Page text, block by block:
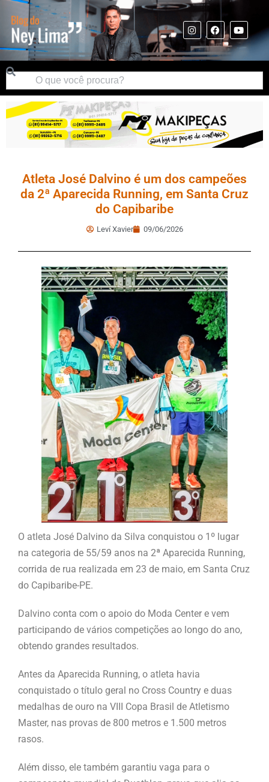
Atleta José Dalvino é um dos campeões
da 2ª Aparecida Running, em Santa Cruz
do Capibaribe
Leví Xavier 09/06/2026
O atleta José Dalvino da Silva conquistou o 1º lugar
na categoria de 55/59 anos na 2ª Aparecida Running,
corrida de rua realizada em 23 de maio, em Santa Cruz
do Capibaribe-PE.
Dalvino conta com o apoio do Moda Center e vem
participando de vários competições ao longo do ano,
obtendo grandes resultados.
Antes da Aparecida Running, o atleta havia
conquistado o título geral no Cross Country e duas
medalhas de ouro na VIII Copa Brasil de Atletismo
Master, nas provas de 800 metros e 1.500 metros
rasos.
Além disso, ele também garantiu vaga para o